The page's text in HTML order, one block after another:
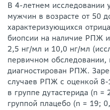
В 4-летнем исследовании
мужчин в возрасте от 50
характеризующихся
биопсии на наличие РПЖ
2,5 нг/мл и 10,0 нг/мл
первичном
диагностирован РПЖ.
случаев РПЖ с оценкой 8-
в группе дутастерида (n
группой плацебо (n = 19;